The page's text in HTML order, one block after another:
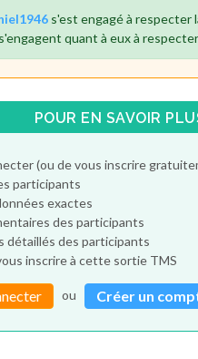
s'est engagé à respecter
quant à eux à
POUR EN SAVOIR
(ou de vous inscrire
participants
exactes
des participants
détaillés des participants
inscrire à cette sortie TMS
ou Créer un